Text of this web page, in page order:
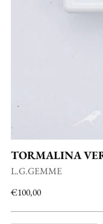
TORMALINA
L.G.GEMME
Prezzo
€100,00